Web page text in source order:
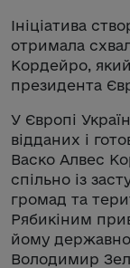
Ініціатива
отримала
Кордейро,
президента
У Європі
відданих і
Васко Алвес
спільно із
громад та
Рябикіним
йому
Володимир